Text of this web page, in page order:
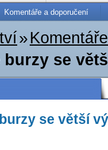
Komentáře a doporučení
»
burzy se
se větší